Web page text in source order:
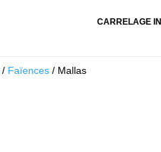
CARRELAGE
/ Faïences / Mallas